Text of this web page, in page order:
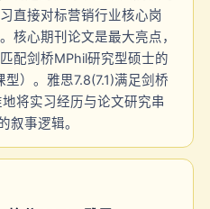
直接对标营销行业核心岗
核心期刊论文是最大亮点，
配剑桥MPhil研究型硕士的
）。雅思7.8(7.1)满足剑桥
将实习经历与论文研究串
叙事逻辑。